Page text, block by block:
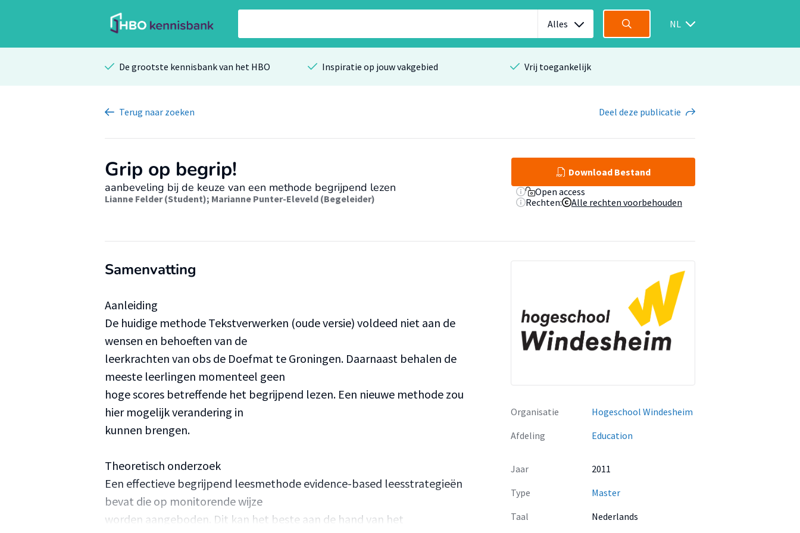
Alles NL
De grootste kennisbank van het HBO Inspiratie op jouw vakgebied Vrij toegankelijk
Terug naar zoeken Deel deze publicatie
Grip op begrip!
aanbeveling bij de keuze van een methode begrijpend lezen
Lianne Felder (Student); Marianne Punter-Eleveld (Begeleider)
Download Bestand
Open access
Rechten:
Alle rechten voorbehouden
Samenvatting
Aanleiding
De huidige methode Tekstverwerken (oude versie) voldeed niet aan de
wensen en behoeften van de
leerkrachten van obs de Doefmat te Groningen. Daarnaast behalen de
meeste leerlingen momenteel geen
hoge scores betreffende het begrijpend lezen. Een nieuwe methode zou
hier mogelijk verandering in
kunnen brengen.
Theoretisch onderzoek
Een effectieve begrijpend leesmethode evidence-based leesstrategieën
bevat die op monitorende wijze
worden aangeboden. Dit kan het beste aan de hand van het
Organisatie
Hogeschool Windesheim
Afdeling
Education
Jaar
2011
Type
Master
Taal
Nederlands